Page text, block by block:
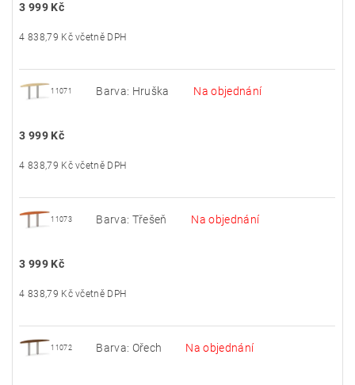
3 999 Kč
4 838,79 Kč včetně DPH
11071 Barva: Hruška Na objednání
3 999 Kč
4 838,79 Kč včetně DPH
11073 Barva: Třešeň Na objednání
3 999 Kč
4 838,79 Kč včetně DPH
11072 Barva: Ořech Na objednání